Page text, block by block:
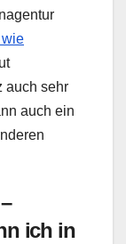
wie
auch sehr
auch ein
ich in